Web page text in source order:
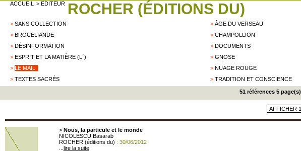
ACCUEIL > EDITEUR ROCHER (ÉDITIONS DU)
> SANS COLLECTION >ÂGE DU VERSEAU
> BROCELIANDE >CHAMPOLLION
> DÉSINFORMATION >DOCUMENTS
> ESPRIT ET LA MATIÈRE (L´) >GNOSE
> LE MAIL >NUAGE ROUGE
> TEXTES SACRÉS >TRADITION ET CONSCIENCE
51 références 5 page(s)
> Nous, la particule et le monde
NICOLESCU Basarab
ROCHER (éditions du) : 30/06/2012
lire la suite